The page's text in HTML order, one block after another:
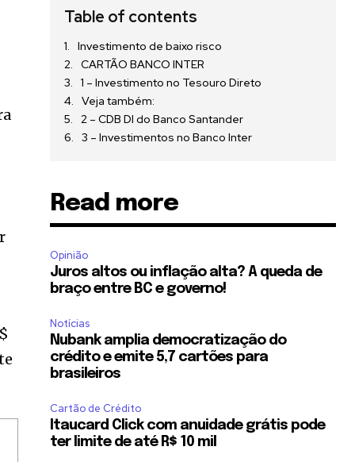
Table of contents
Investimento de baixo risco
CARTÃO BANCO INTER
1 – Investimento no Tesouro Direto
Veja também:
2 – CDB DI do Banco Santander
3 – Investimentos no Banco Inter
Read more
Opinião
Juros altos ou inflação alta? A queda de
braço entre BC e governo!
Notícias
Nubank amplia democratização do
crédito e emite 5,7 cartões para
brasileiros
Cartão de Crédito
Itaucard Click com anuidade grátis pode
ter limite de até R$ 10 mil